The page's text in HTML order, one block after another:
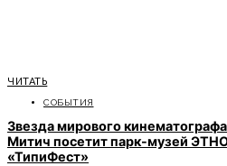
ЧИТАТЬ
СОБЫТИЯ
Звезда мирового
Митич посетит парк-музей
«ТипиФест»